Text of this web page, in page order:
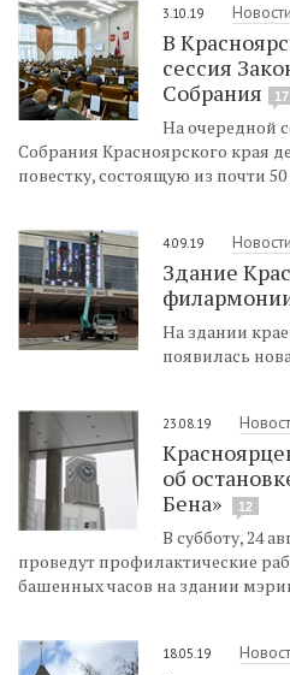
3.10.19 Новости
В
сессия
Собрания
17
На очередной
Собрания Красноярского края
повестку, состоящую из почти
4.09.19 Новости
Здание
На здании
появилась
23.08.19
об
Бена»
12
В субботу, 24
проведут профилактические
башенных часов на здании
18.05.19